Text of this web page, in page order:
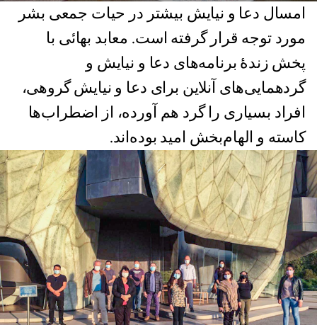
امسال دعا و نیایش بیشتر در حیات جمعی بشر
مورد توجه قرار گرفته است. معابد بهائی با
پخش زندۀ برنامه‌های دعا و نیایش و
گردهمایی‌های آنلاین برای دعا و نیایش گروهی،
افراد بسیاری را گرد هم آورده، از اضطراب‌ها
کاسته و الهام‌بخش امید بوده‌اند.